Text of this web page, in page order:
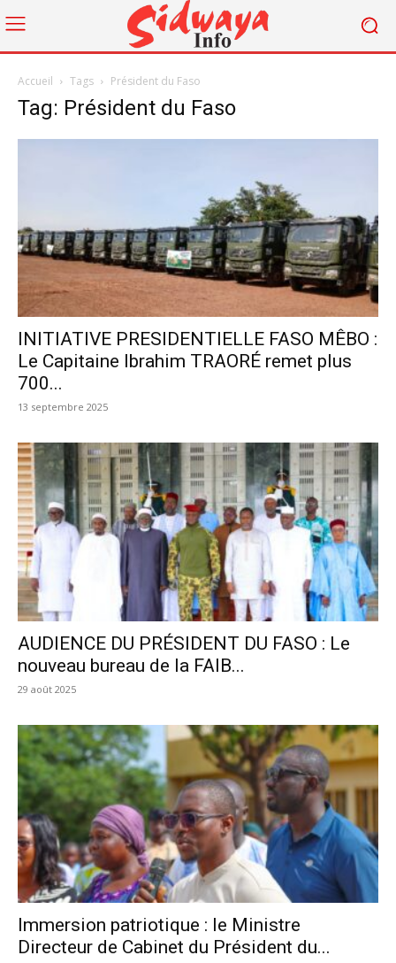
Accueil Tags Président du Faso
Tag: Président du Faso
INITIATIVE PRESIDENTIELLE FASO MÊBO :
Le Capitaine Ibrahim TRAORÉ remet plus
700...
13 septembre 2025
AUDIENCE DU PRÉSIDENT DU FASO : Le
nouveau bureau de la FAIB...
29 août 2025
Immersion patriotique : le Ministre
Directeur de Cabinet du Président du...